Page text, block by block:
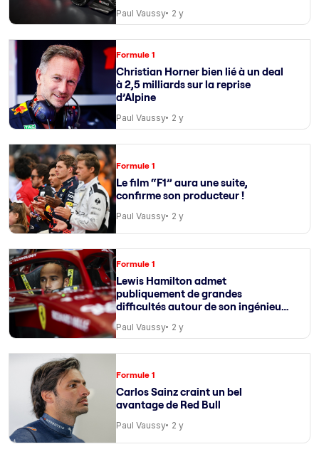
Paul Vaussy 2 y
Formule 1
Christian Horner bien lié à un deal
à 2,5 milliards sur la reprise
d’Alpine
Paul Vaussy 2 y
Formule 1
Le film “F1” aura une suite,
confirme son producteur !
Paul Vaussy 2 y
Formule 1
Lewis Hamilton admet
publiquement de grandes
difficultés autour de son ingénieur
Paul Vaussy 2 y
Formule 1
Carlos Sainz craint un bel
avantage de Red Bull
Paul Vaussy 2 y